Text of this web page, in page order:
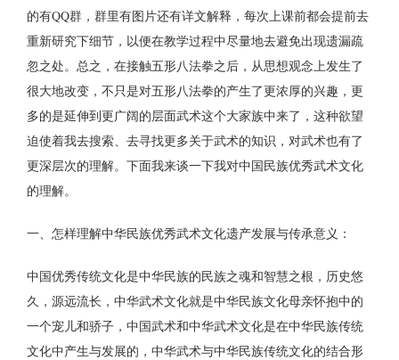
的有QQ群，群里有图片还有详文解释，每次上课前都会提前去
重新研究下细节，以便在教学过程中尽量地去避免出现遗漏疏
忽之处。总之，在接触五形八法拳之后，从思想观念上发生了
很大地改变，不只是对五形八法拳的产生了更浓厚的兴趣，更
多的是延伸到更广阔的层面武术这个大家族中来了，这种欲望
迫使着我去搜索、去寻找更多关于武术的知识，对武术也有了
更深层次的理解。下面我来谈一下我对中国民族优秀武术文化
的理解。
一、怎样理解中华民族优秀武术文化遗产发展与传承意义：
中国优秀传统文化是中华民族的民族之魂和智慧之根，历史悠
久，源远流长，中华武术文化就是中华民族文化母亲怀抱中的
一个宠儿和骄子，中国武术和中华武术文化是在中华民族传统
文化中产生与发展的，中华武术与中华民族传统文化的结合形